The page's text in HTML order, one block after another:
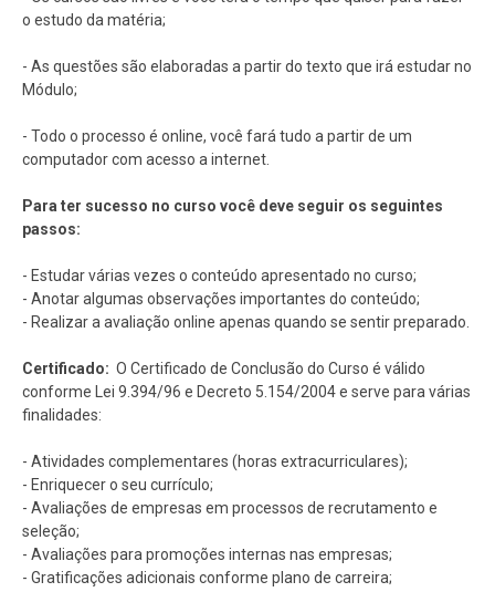
o estudo da matéria;
- As questões são elaboradas a partir do texto que irá estudar no
Módulo;
- Todo o processo é online, você fará tudo a partir de um
computador com acesso a internet.
Para ter sucesso no curso você deve seguir os seguintes
passos:
- Estudar várias vezes o conteúdo apresentado no curso;
- Anotar algumas observações importantes do conteúdo;
- Realizar a avaliação online apenas quando se sentir preparado.
Certificado: O Certificado de Conclusão do Curso é válido
conforme Lei 9.394/96 e Decreto 5.154/2004 e serve para várias
finalidades:
- Atividades complementares (horas extracurriculares);
- Enriquecer o seu currículo;
- Avaliações de empresas em processos de recrutamento e
seleção;
- Avaliações para promoções internas nas empresas;
- Gratificações adicionais conforme plano de carreira;